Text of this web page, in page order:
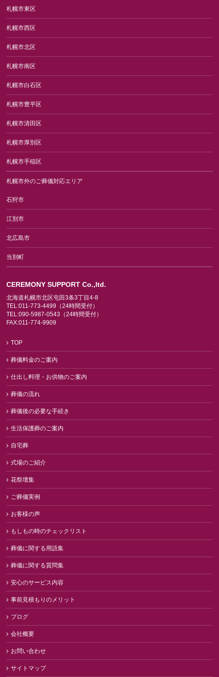
札幌市東区
札幌市西区
札幌市北区
札幌市南区
札幌市白石区
札幌市豊平区
札幌市清田区
札幌市厚別区
札幌市手稲区
札幌市外のご葬儀対応エリア
石狩市
江別市
北広島市
当別町
CEREMONY SUPPORT Co.,ltd.
北海道札幌市北区屯田3条3丁目4-8
TEL:011-773-4499（24時間受付）
TEL:090-5987-0543（24時間受付）
FAX:011-774-9909
TOP
葬儀料金のご案内
仕出し料理・お供物のご案内
葬儀の流れ
葬儀後の必要な手続き
生活保護葬のご案内
自宅葬
式場のご紹介
花祭壇集
ご葬儀実例
お客様の声
もしもの時のチェックリスト
葬儀に関する用語集
葬儀に関する質問集
安心のサービス内容
事前見積もりのメリット
ブログ
会社概要
お問い合わせ
サイトマップ